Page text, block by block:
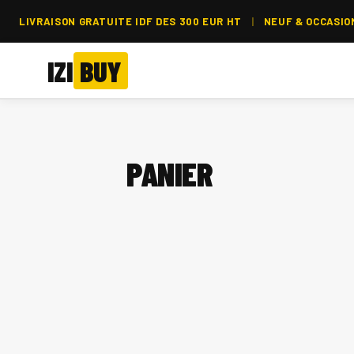
LIVRAISON GRATUITE IDF DES 300 EUR HT | NEUF &
IZI BUY
PANIER